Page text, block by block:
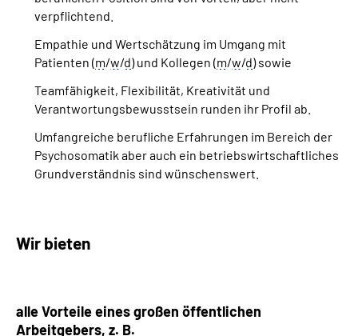
verpflichtend.
Empathie und Wertschätzung im Umgang mit
Patienten (m/w/d) und Kollegen (m/w/d) sowie
Teamfähigkeit, Flexibilität, Kreativität und
Verantwortungsbewusstsein runden ihr Profil ab.
Umfangreiche berufliche Erfahrungen im Bereich der
Psychosomatik aber auch ein betriebswirtschaftliches
Grundverständnis sind wünschenswert.
Wir bieten
alle Vorteile eines großen öffentlichen
Arbeitgebers, z. B.